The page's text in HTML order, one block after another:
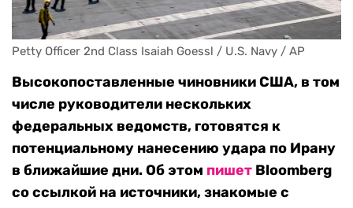
Petty Officer 2nd Class Isaiah Goessl / U.S. Navy / AP
Высокопоставленные чиновники США, в том
числе руководители нескольких
федеральных ведомств, готовятся к
потенциальному нанесению удара по Ирану
в ближайшие дни. Об этом пишет Bloomberg
со ссылкой на источники, знакомые с